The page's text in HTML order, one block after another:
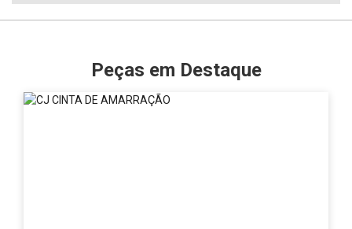
Peças em Destaque